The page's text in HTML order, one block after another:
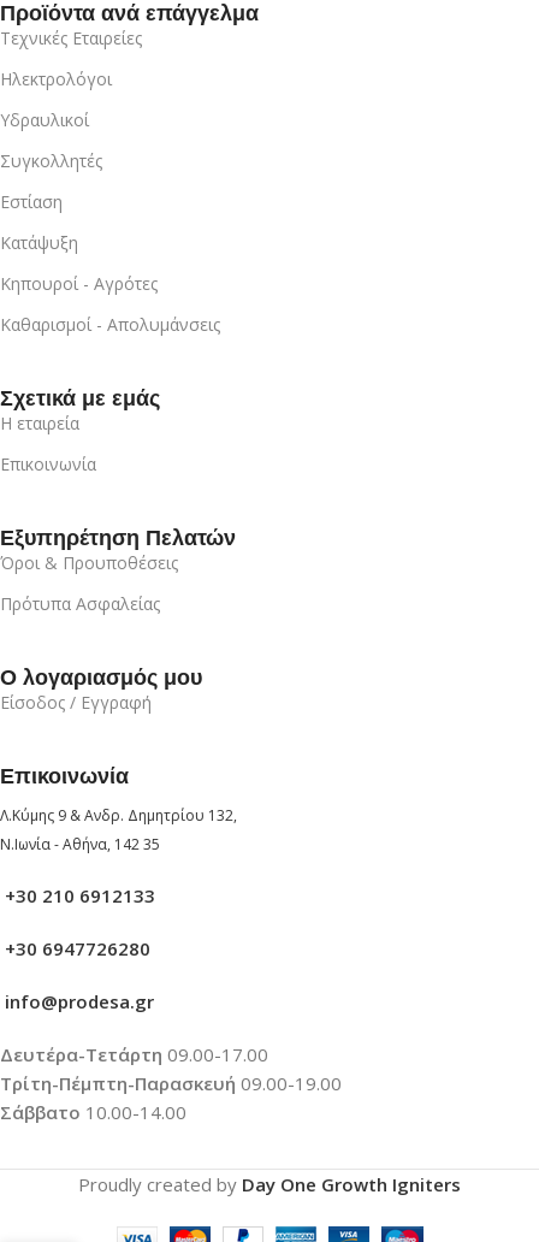
Προϊόντα ανά επάγγελμα
Τεχνικές Εταιρείες
Ηλεκτρολόγοι
Υδραυλικοί
Συγκολλητές
Εστίαση
Κατάψυξη
Κηπουροί - Αγρότες
Καθαρισμοί - Απολυμάνσεις
Σχετικά με εμάς
Η εταιρεία
Επικοινωνία
Εξυπηρέτηση Πελατών
Όροι & Προυποθέσεις
Πρότυπα Ασφαλείας
Ο λογαριασμός μου
Είσοδος / Εγγραφή
Επικοινωνία
Λ.Κύμης 9 & Ανδρ. Δημητρίου 132,
Ν.Ιωνία - Αθήνα, 142 35
+30 210 6912133
+30 6947726280
info@prodesa.gr
Δευτέρα-Τετάρτη 09.00-17.00
Τρίτη-Πέμπτη-Παρασκευή 09.00-19.00
Σάββατο 10.00-14.00
Proudly created by Day One Growth Igniters